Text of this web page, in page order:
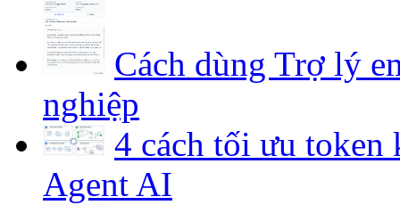
Cách dùng Trợ lý
nghiệp
4 cách tối ưu
Agent AI